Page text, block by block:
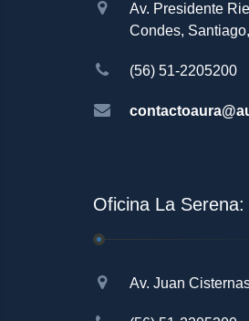
Av. Presidente
Condes,
(56) 51-2205200
Oficina La Serena:
Av. Juan